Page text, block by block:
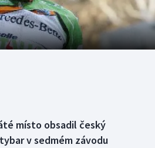
místo obsadil český
v sedmém závodu